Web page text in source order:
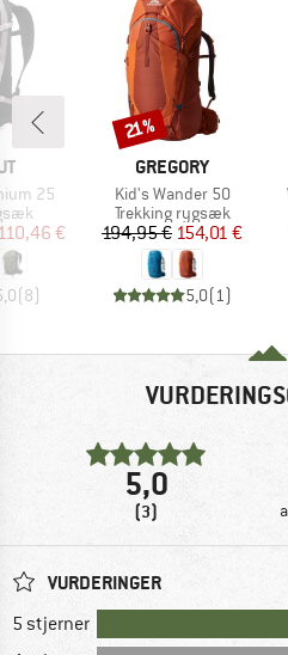
25
pris
€
(8)
MÆRKE
GREGORY
Artikel
Kid's Wander 50
Produktgruppe
Trekking rygsæk
Pris
194,95 €Nedsat pris
154,01 €
5,0(1)
Rabat
21%
5,0
(3)
VURDERINGER
5 stjerner